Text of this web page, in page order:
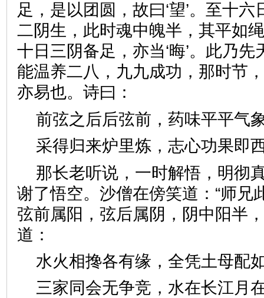
足，是以团圆，故曰‘望’。至十
二阴生，此时魂中魄半，其平如
十日三阴备足，亦当‘晦’。此乃
能温养二八，九九成功，那时节
亦易也。诗曰：
前弦之后后弦前，药味平
采得归来炉里炼，志心功果
那长老听说，一时解悟，明彻
谢了悟空。沙僧在傍笑道：“师兄
弦前属阳，弦后属阴，阴中阳半
道：
水火相搀各有缘，全凭土
三家同会无争竞，水在长江